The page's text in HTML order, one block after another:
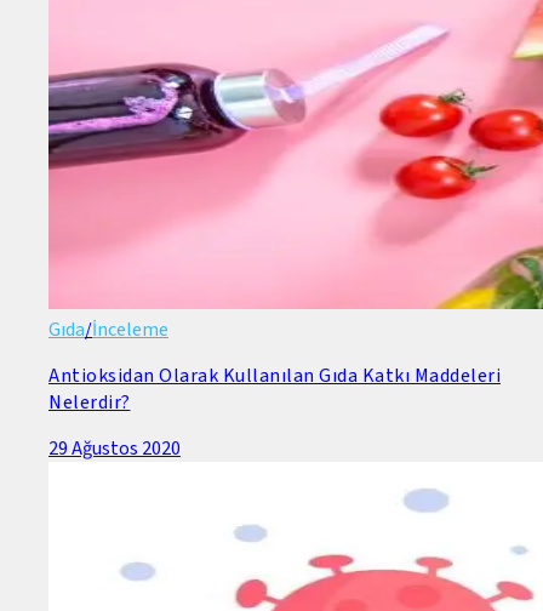
Gıda/İnceleme
Antioksidan Olarak Kullanılan Gıda Katkı Maddeleri
Nelerdir?
29 Ağustos 2020